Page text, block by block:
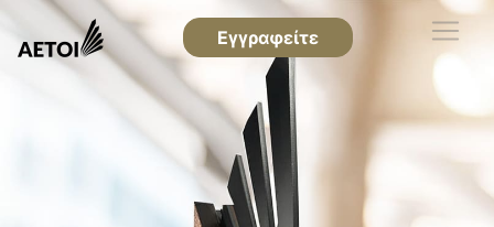
Εγγραφείτε